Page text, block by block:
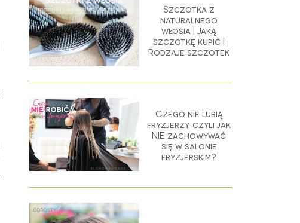
Szczotka z
naturalnego
włosia | Jaką
szczotkę kupić |
Rodzaje szczotek
Czego nie lubią
fryzjerzy, czyli jak
NIE zachowywać
się w salonie
fryzjerskim?